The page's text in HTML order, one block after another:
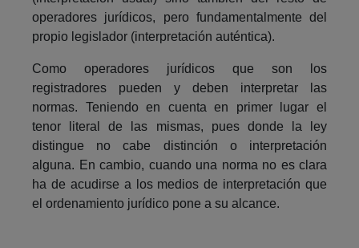
operadores jurídicos, pero fundamentalmente del
propio legislador (interpretación auténtica).
Como operadores jurídicos que son los
registradores pueden y deben interpretar las
normas. Teniendo en cuenta en primer lugar el
tenor literal de las mismas, pues donde la ley
distingue no cabe distinción o interpretación
alguna. En cambio, cuando una norma no es clara
ha de acudirse a los medios de interpretación que
el ordenamiento jurídico pone a su alcance.